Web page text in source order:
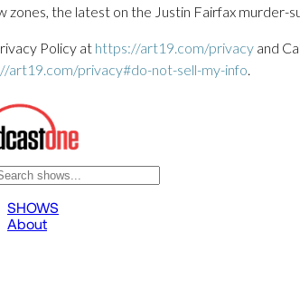
zones, the latest on the Justin Fairfax murder-
Policy at https://art19.com/privacy and
art19.com/privacy#do-not-sell-my-info.